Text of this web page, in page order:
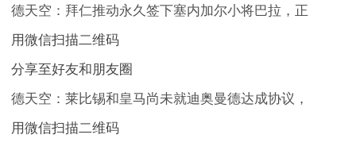
德天空：拜仁推动永久签下塞内加尔小将巴拉，正
用微信扫描二维码
分享至好友和朋友圈
德天空：莱比锡和皇马尚未就迪奥曼德达成协议，
用微信扫描二维码